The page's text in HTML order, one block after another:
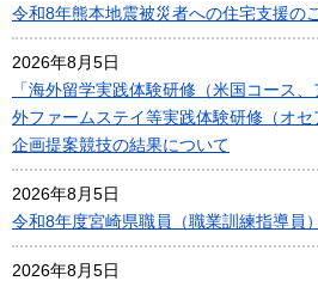
令和8年熊本地震被災者への住宅支援の
2026年8月5日
「海外留学実践体験研修（米国コース
外ファームステイ等実践体験研修（オ
企画提案競技の結果について
2026年8月5日
令和8年度宮崎県職員（職業訓練指導員
2026年8月5日